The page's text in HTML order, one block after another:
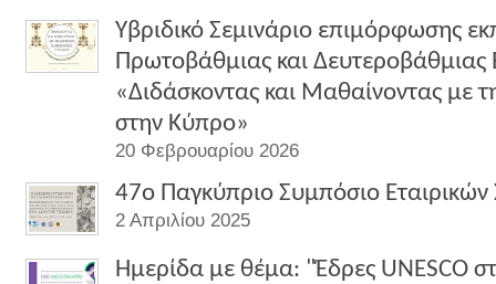
Υβριδικό Σεμινάριο επιμόρφωσης
Πρωτοβάθμιας και Δευτεροβάθμιας
«Διδάσκοντας και Μαθαίνοντας με
στην Κύπρο»
20 Φεβρουαρίου 2026
47o Παγκύπριο Συμπόσιο Εταιρικών
2 Απριλίου 2025
Ημερίδα με θέμα: "Έδρες UNESCO